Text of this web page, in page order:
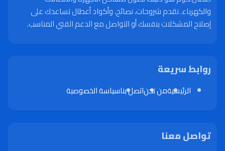
والكهرباء. نقدم شروحات، نصائح، وأكواد أعطال تساعدك على
إصلاح المشكلات بنفسك أو التواصل مع الدعم الفني المناسب.
روابط سريعة
الرئيسيةمن نحناتصل بناسياسة الخصوصية
تواصل معنا